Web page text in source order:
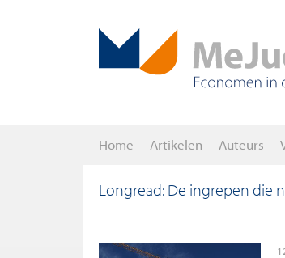
Home Artikelen Auteurs
Longread: De ingrepen die